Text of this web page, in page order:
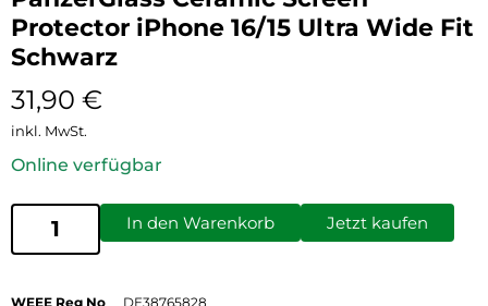
Protector iPhone 16/15 Ultra Wide Fit
Schwarz
31,90 €
inkl. MwSt.
Online verfügbar
In den Warenkorb Jetzt kaufen
WEEE Reg No
DE38765828